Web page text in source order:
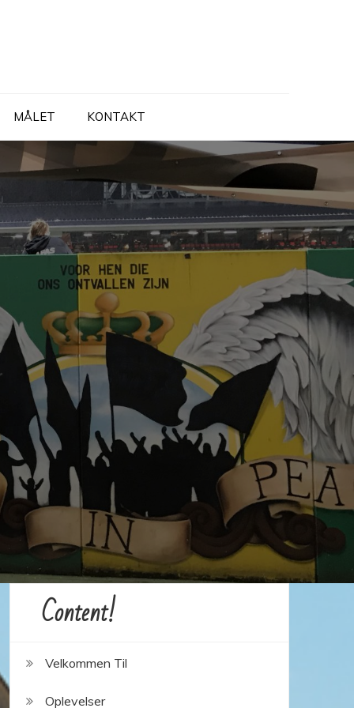
MÅLET KONTAKT
Content!
Velkommen Til
Oplevelser